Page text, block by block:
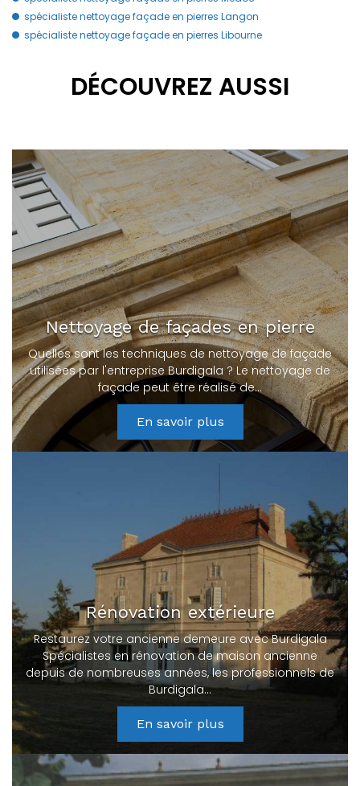
spécialiste nettoyage façade en pierres Langon
spécialiste nettoyage façade en pierres Libourne
DÉCOUVREZ AUSSI
Nettoyage de façades en pierre
Quelles sont les techniques de nettoyage de façade
utilisées par l'entreprise Burdigala ? Le nettoyage de
façade peut être réalisé de…
En savoir plus
Rénovation extérieure
Restaurez votre ancienne demeure avec Burdigala
Spécialistes en rénovation de maison ancienne
depuis de nombreuses années, les professionnels de
Burdigala…
En savoir plus